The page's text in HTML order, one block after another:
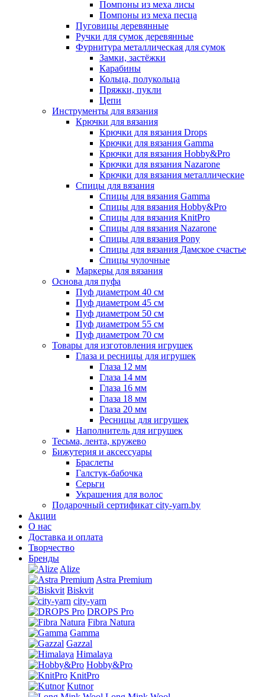
Помпоны из меха лисы
Помпоны из меха песца
Пуговицы деревянные
Ручки для сумок деревянные
Фурнитура металлическая для сумок
Замки, застёжки
Карабины
Кольца, полукольца
Пряжки, пукли
Цепи
Инструменты для вязания
Крючки для вязания
Крючки для вязания Drops
Крючки для вязания Gamma
Крючки для вязания Hobby&Pro
Крючки для вязания Nazarone
Крючки для вязания металлические
Спицы для вязания
Спицы для вязания Gamma
Спицы для вязания Hobby&Pro
Спицы для вязания KnitPro
Спицы для вязания Nazarone
Спицы для вязания Pony
Спицы для вязания Дамское счастье
Спицы чулочные
Маркеры для вязания
Основа для пуфа
Пуф диаметром 40 см
Пуф диаметром 45 см
Пуф диаметром 50 см
Пуф диаметром 55 см
Пуф диаметром 70 см
Товары для изготовления игрушек
Глаза и ресницы для игрушек
Глаза 12 мм
Глаза 14 мм
Глаза 16 мм
Глаза 18 мм
Глаза 20 мм
Ресницы для игрушек
Наполнитель для игрушек
Тесьма, лента, кружево
Бижутерия и аксессуары
Браслеты
Галстук-бабочка
Серьги
Украшения для волос
Подарочный сертификат city-yarn.by
Акции
О нас
Доставка и оплата
Творчество
Бренды
Alize
Astra Premium
Biskvit
city-yarn
DROPS Pro
Fibra Natura
Gamma
Gazzal
Himalaya
Hobby&Pro
KnitPro
Kutnor